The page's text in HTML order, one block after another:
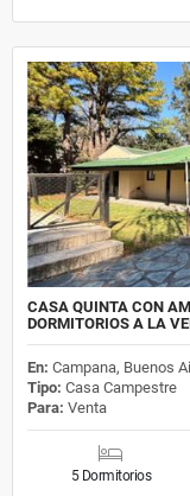
CASA QUINTA CON
DORMITORIOS A LA
En: Campana, Buenos
Tipo: Casa Campestre
Para: Venta
5 Dormitorios